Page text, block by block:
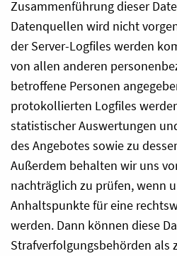
Zusammenführung dieser
Datenquellen wird nicht
der Server-Logfiles werden
von allen anderen
betroffene Personen
protokollierten Logfiles
statistischer Auswertungen
des Angebotes sowie zu
Außerdem behalten wir uns
nachträglich zu prüfen, wenn
Anhaltspunkte für eine
werden. Dann können diese
Strafverfolgungsbehörden als